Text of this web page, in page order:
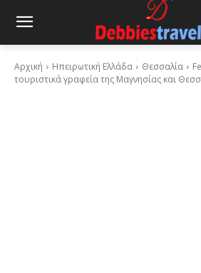
Αρχική Ηπειρωτική Ελλάδα Θεσσαλία
τουριστικά γραφεία της Μαγνησίας και